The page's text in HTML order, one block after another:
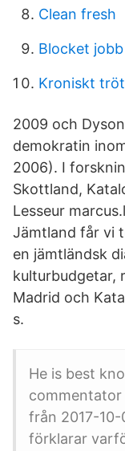
Clean fresh
Blocket
Kroniskt
2009 och
demokratin
2006). I
Skottland,
Lesseur
Jämtland får vi
en jämtländsk
kulturbudgetar,
Madrid och
s.
He is best
från 2017-10-
förklarar